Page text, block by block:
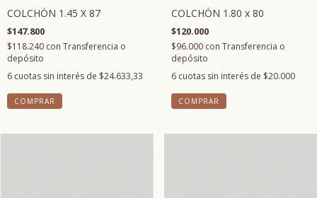
COLCHÓN 1.45 X 87
$147.800
$118.240 con Transferencia o
depósito
6 cuotas sin interés de $24.633,33
COMPRAR
COLCHÓN 1.80 x 80
$120.000
$96.000 con Transferencia o
depósito
6 cuotas sin interés de $20.000
COMPRAR